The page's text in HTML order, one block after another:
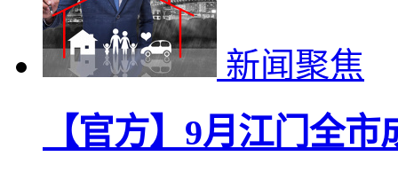
新闻聚焦
【官方】9月江门全